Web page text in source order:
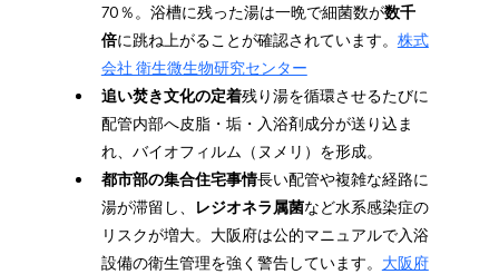
70％。浴槽に残った湯は一晩で細菌数が数千
倍に跳ね上がることが確認されています。 株式
会社 衛生微生物研究センター
追い焚き文化の定着残り湯を循環させるたびに
配管内部へ皮脂・垢・入浴剤成分が送り込ま
れ、バイオフィルム（ヌメリ）を形成。
都市部の集合住宅事情長い配管や複雑な経路に
湯が滞留し、
レジオネラ属菌など水系感染症の
リスクが増大。大阪府は公的マニュアルで入浴
設備の衛生管理を強く警告しています。 大阪府